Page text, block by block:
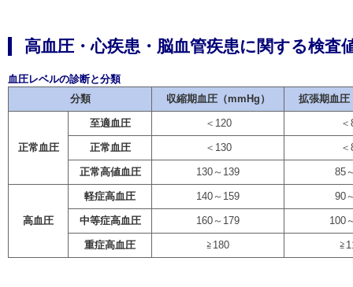
高血圧・心疾患・脳血管疾患に関する検査
血圧レベルの診断と分類
分類
収縮期血圧（mmHg） 拡張期血
正常血圧
至適血圧 ＜120
正常血圧 ＜130
正常高値血圧 130～139 85
高血圧
軽症高血圧 140～159 90
中等症高血圧 160～179 100
重症高血圧 ≧180